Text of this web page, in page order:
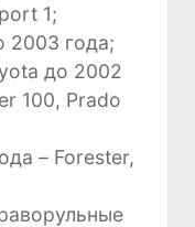
1;
2003 года;
до 2002
100, Prado
– Forester,